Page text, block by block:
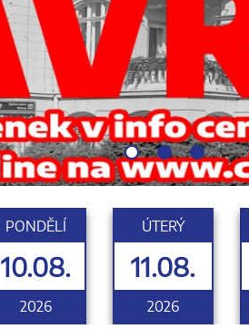
PONDĚLÍ
10.08.
2026
ÚTERÝ
11.08.
2026